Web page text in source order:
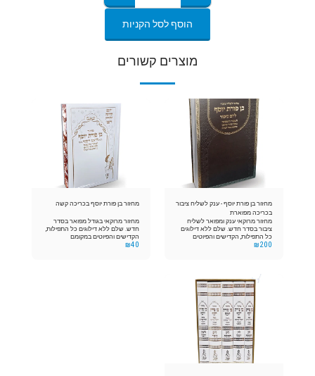
הוסף לסל הקניות
מוצרים קשורים
מחזור בן פורת יוסף - ענק לשליח ציבור
בכריכה מפוארת
מחזור מרוקאי ענק ומפואר לשליח
ציבור בסדר חדש. שלם ללא דילוגים
כל התפילות, הקדישים והפיוטים
במקומם ובשלמותם. באותיות גדולות
שליט"א הרה"צ יורם אברג'ל שליט"א,
הרה"צ ניסים מויאל שליט"א והרה"צ
יעקב ישראל איפרגאן שליט"א
₪200
מחזור בן פורת יוסף בכריכה קשה
מחזור מרוקאי בגודל מפואר בסדר
חדש. שלם ללא דילוגים כל התפילות,
הקדישים והפיוטים במקומם
ובשלמותם. באותיות גדולות ומאירות
₪40